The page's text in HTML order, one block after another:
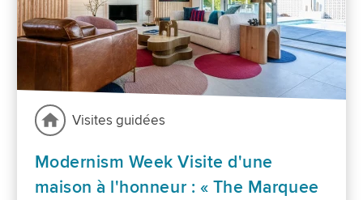
Visites guidées
Modernism Week Visite d'une
maison à l'honneur : « The Marquee